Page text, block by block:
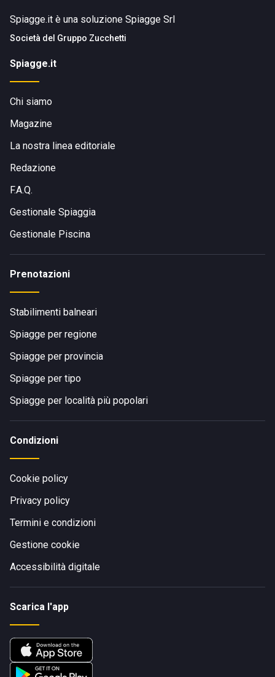
Spiagge.it è una soluzione Spiagge Srl
Società del Gruppo Zucchetti
Spiagge.it
Chi siamo
Magazine
La nostra linea editoriale
Redazione
F.A.Q.
Gestionale Spiaggia
Gestionale Piscina
Prenotazioni
Stabilimenti balneari
Spiagge per regione
Spiagge per provincia
Spiagge per tipo
Spiagge per località più popolari
Condizioni
Cookie policy
Privacy policy
Termini e condizioni
Gestione cookie
Accessibilità digitale
Scarica l'app